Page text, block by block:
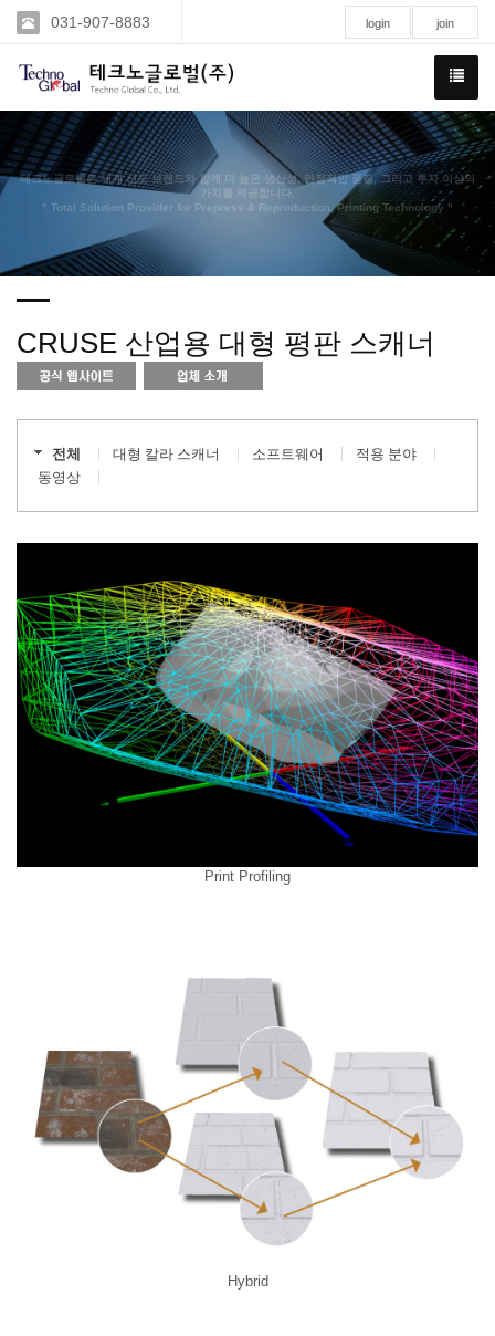
031-907-8883 login join
테크노글로벌은 세계 선도 브랜드와 함께 더 높은 생산성, 안정적인 품질, 그리고 투자 이상의
가치를 제공합니다.
" Total Solution Provider for Prepress & Reproduction, Printing Technology "
CRUSE 산업용 대형 평판 스캐너
전체 대형 칼라 스캐너 소프트웨어
적용 분야
동영상
Print Profiling
Hybrid